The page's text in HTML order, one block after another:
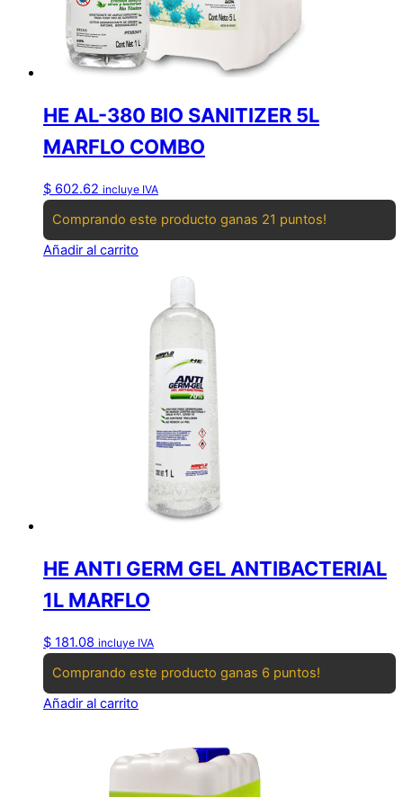
HE AL-380 BIO SANITIZER 5L
MARFLO COMBO
$ 602.62 incluye IVA
Comprando este producto ganas 21 puntos!
Añadir al carrito
HE ANTI GERM GEL ANTIBACTERIAL
1L MARFLO
$ 181.08 incluye IVA
Comprando este producto ganas 6 puntos!
Añadir al carrito